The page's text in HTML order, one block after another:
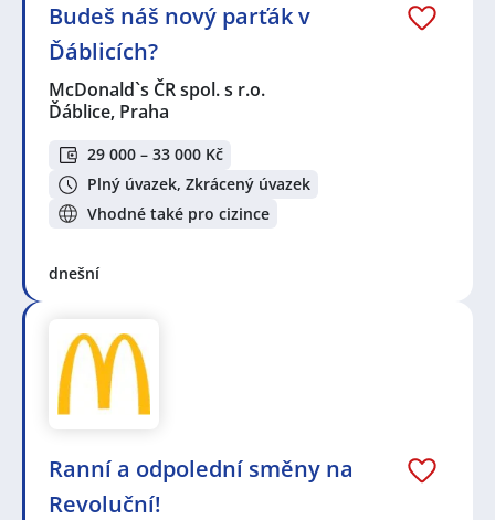
Budeš náš nový parťák v
Ďáblicích?
McDonald`s ČR spol. s r.o.
Ďáblice, Praha
29 000 – 33 000 Kč
Plný úvazek, Zkrácený úvazek
Vhodné také pro cizince
dnešní
Ranní a odpolední směny na
Revoluční!